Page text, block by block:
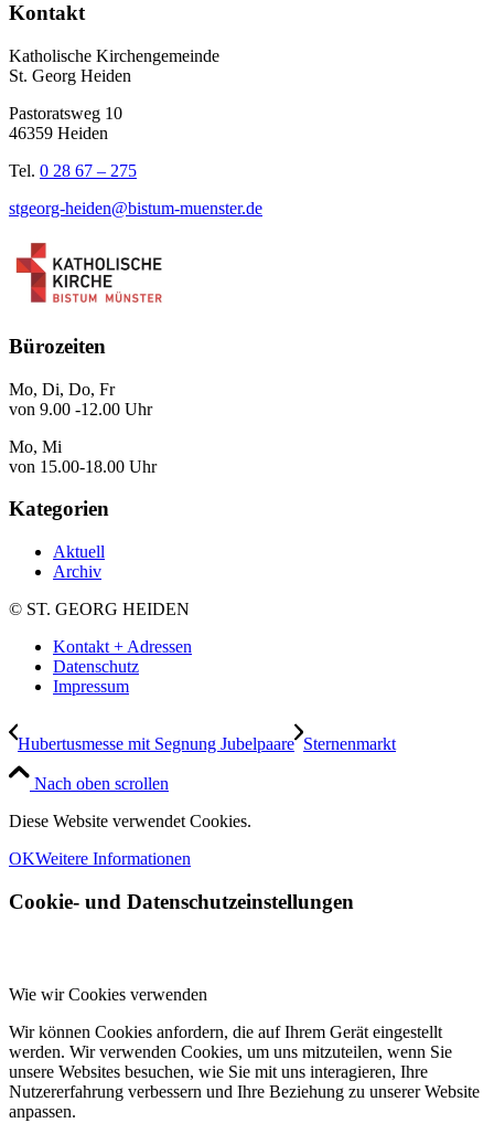
Kontakt
Katholische Kirchengemeinde
St. Georg Heiden
Pastoratsweg 10
46359 Heiden
Tel. 0 28 67 – 275
stgeorg-heiden@bistum-muenster.de
Bürozeiten
Mo, Di, Do, Fr
von 9.00 -12.00 Uhr
Mo, Mi
von 15.00-18.00 Uhr
Kategorien
Aktuell
Archiv
© ST. GEORG HEIDEN
Kontakt + Adressen
Datenschutz
Impressum
Hubertusmesse mit Segnung Jubelpaare Sternenmarkt
Nach oben scrollen
Diese Website verwendet Cookies.
OKWeitere Informationen
Cookie- und Datenschutzeinstellungen
Wie wir Cookies verwenden
Wir können Cookies anfordern, die auf Ihrem Gerät eingestellt
werden. Wir verwenden Cookies, um uns mitzuteilen, wenn Sie
unsere Websites besuchen, wie Sie mit uns interagieren, Ihre
Nutzererfahrung verbessern und Ihre Beziehung zu unserer Website
anpassen.